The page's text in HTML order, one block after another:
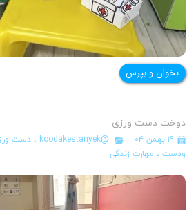
بخوان و بپرس
دوخت دست ورزی
۱۹ بهمن ۰۴ @koodakestanyek ، دست
ودست ، مهارت زندگی